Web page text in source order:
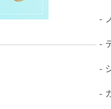
-
-
-
-